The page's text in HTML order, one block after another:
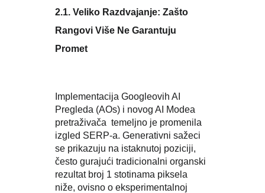
2.1. Veliko Razdvajanje: Zašto
Rangovi Više Ne Garantuju
Promet
Implementacija Googleovih AI
Pregleda (AOs) i novog AI Modea
pretraživača temeljno je promenila
izgled SERP-a. Generativni sažeci
se prikazuju na istaknutoj poziciji,
često gurajući tradicionalni organski
rezultat broj 1 stotinama piksela
niže, ovisno o eksperimentalnoj